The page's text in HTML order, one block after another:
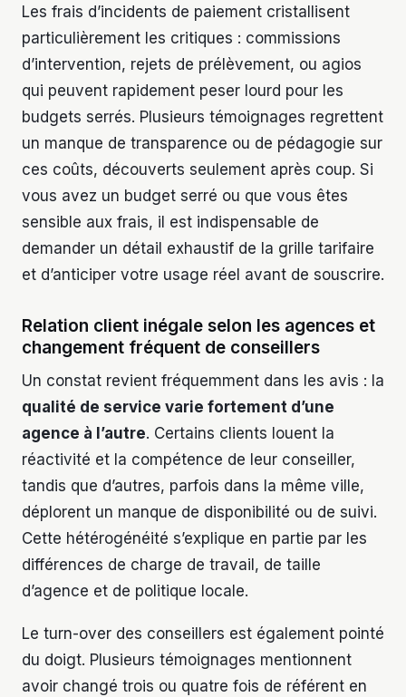
Les frais d’incidents de paiement cristallisent
particulièrement les critiques : commissions
d’intervention, rejets de prélèvement, ou agios
qui peuvent rapidement peser lourd pour les
budgets serrés. Plusieurs témoignages regrettent
un manque de transparence ou de pédagogie sur
ces coûts, découverts seulement après coup. Si
vous avez un budget serré ou que vous êtes
sensible aux frais, il est indispensable de
demander un détail exhaustif de la grille tarifaire
et d’anticiper votre usage réel avant de souscrire.
Relation client inégale selon les agences et
changement fréquent de conseillers
Un constat revient fréquemment dans les avis : la
qualité de service varie fortement d’une
agence à l’autre. Certains clients louent la
réactivité et la compétence de leur conseiller,
tandis que d’autres, parfois dans la même ville,
déplorent un manque de disponibilité ou de suivi.
Cette hétérogénéité s’explique en partie par les
différences de charge de travail, de taille
d’agence et de politique locale.
Le turn-over des conseillers est également pointé
du doigt. Plusieurs témoignages mentionnent
avoir changé trois ou quatre fois de référent en